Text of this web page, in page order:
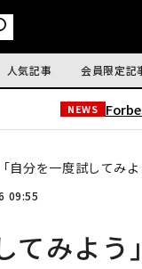
人気記事 会員限定記
NEWS
「自分を一度試してみ
09:55
てみよ